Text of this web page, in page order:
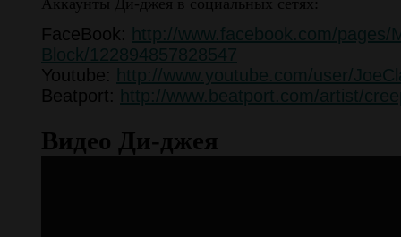
Аккаунты Ди-джея в социальных сетях:
FaceBook:
http://www.facebook.com/pages/
Block/122894857828547
Youtube:
http://www.youtube.com/user/
Beatport:
http://www.beatport.com/artist/
Видео Ди-джея